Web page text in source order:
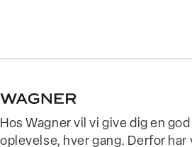
Hos Wagner vil vi give dig en
oplevelse, hver gang. Derfor